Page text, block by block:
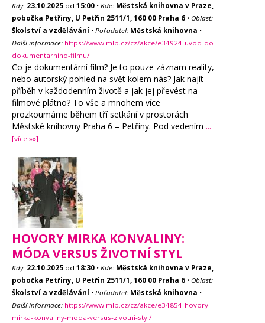
Kdy: 23.10.2025 od 15:00 • Kde: Městská knihovna v Praze,
pobočka Petřiny, U Petřin 2511/1, 160 00 Praha 6 • Oblast:
Školství a vzdělávání • Pořadatel: Městská knihovna •
Další informace: https://www.mlp.cz/cz/akce/e34924-uvod-do-
dokumentarniho-filmu/
Co je dokumentární film? Je to pouze záznam reality,
nebo autorský pohled na svět kolem nás? Jak najít
příběh v každodenním životě a jak jej převést na
filmové plátno? To vše a mnohem více
prozkoumáme během tří setkání v prostorách
Městské knihovny Praha 6 – Petřiny. Pod vedením ...
[více »»]
HOVORY MIRKA KONVALINY:
MÓDA VERSUS ŽIVOTNÍ STYL
Kdy: 22.10.2025 od 18:30 • Kde: Městská knihovna v Praze,
pobočka Petřiny, U Petřin 2511/1, 160 00 Praha 6 • Oblast:
Školství a vzdělávání • Pořadatel: Městská knihovna •
Další informace: https://www.mlp.cz/cz/akce/e34854-hovory-
mirka-konvaliny-moda-versus-zivotni-styl/